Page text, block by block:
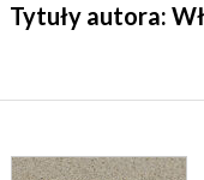
Tytuły autora: